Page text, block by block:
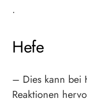
•
Hefe
– Dies kann bei
Reaktionen